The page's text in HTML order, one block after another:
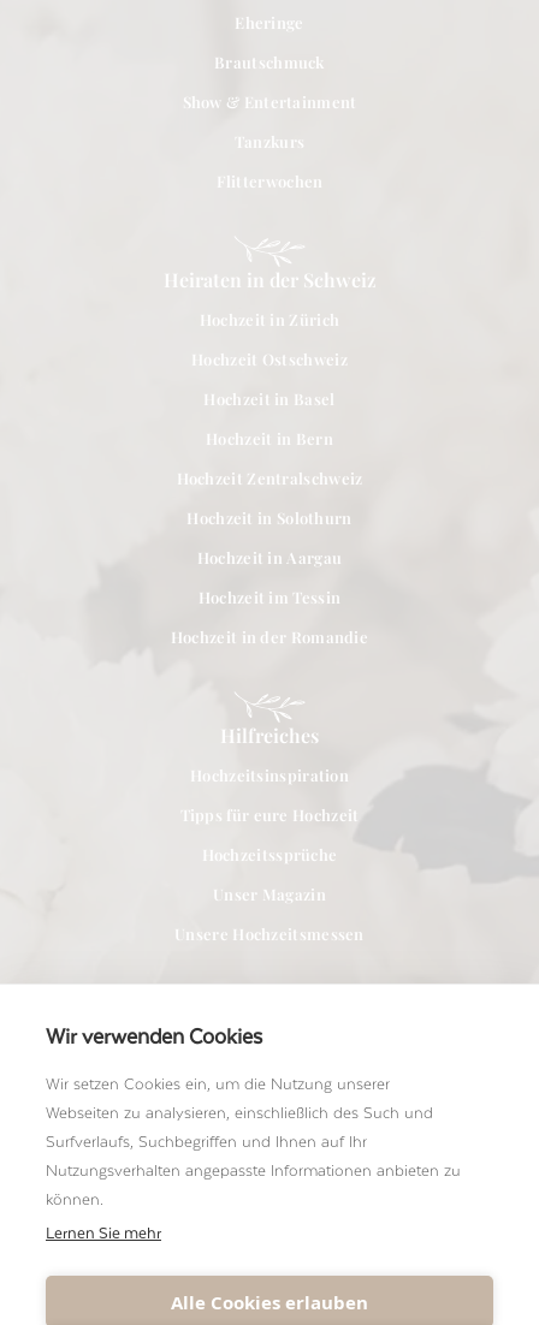
Wir verwenden Cookies
Wir setzen Cookies ein, um die Nutzung unserer
Webseiten zu analysieren, einschließlich des Such und
Surfverlaufs, Suchbegriffen und Ihnen auf Ihr
Nutzungsverhalten angepasste Informationen anbieten zu
können.
Lernen Sie mehr
Alle Cookies erlauben
Eheringe
Brautschmuck
Show & Entertainment
Tanzkurs
Flitterwochen
Heiraten in der Schweiz
Hochzeit in Zürich
Hochzeit Ostschweiz
Hochzeit in Basel
Hochzeit in Bern
Hochzeit Zentralschweiz
Hochzeit in Solothurn
Hochzeit in Aargau
Hochzeit im Tessin
Hochzeit in der Romandie
Hilfreiches
Hochzeitsinspiration
Tipps für eure Hochzeit
Hochzeitssprüche
Unser Magazin
Unsere Hochzeitsmessen
Für Anbieter
Bei uns Mitglied werden
Ein Shooting einreichen